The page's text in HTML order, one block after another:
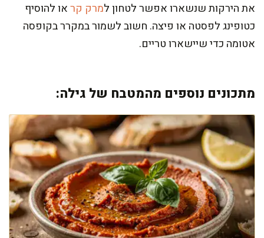
את הירקות שנשארו אפשר לטחון למרק קראו להוסיף
כטופינג לפסטה או פיצה. חשוב לשמור במקרר בקופסה
אטומה כדי שיישארו טריים.
מתכונים נוספים מהמטבח של גילה: